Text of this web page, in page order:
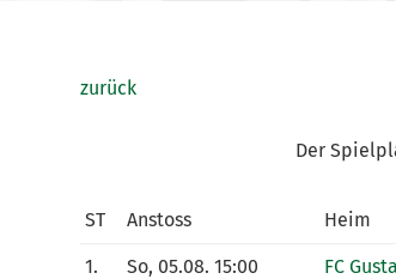
zurück
Der
ST Anstoss Heim
1. So, 05.08. 15:00 FC